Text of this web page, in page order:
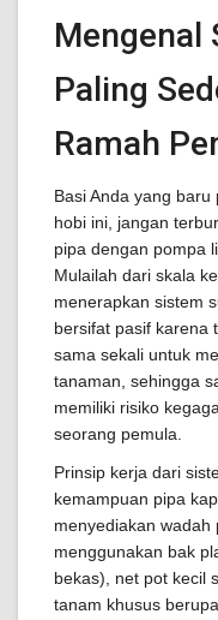
Mengenal
Paling
Ramah
Basi Anda yang
hobi ini, jangan
pipa dengan pompa
Mulailah dari skala
menerapkan sistem
bersifat pasif karena
sama sekali untuk
tanaman, sehingga
memiliki risiko
seorang pemula.
Prinsip kerja dari
kemampuan pipa
menyediakan wadah
menggunakan bak
bekas), net pot kecil
tanam khusus